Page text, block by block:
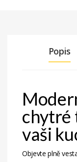
Popis
chytré
vaši
Objevte plně